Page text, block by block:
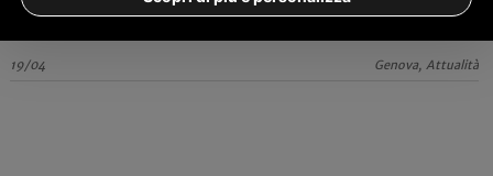
19/04 Genova, Attualità